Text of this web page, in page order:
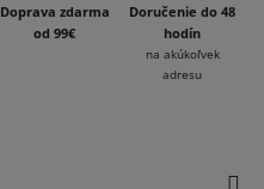
Doprava zdarma
od 99€
Doručenie do 48
hodín
na akúkoľvek
adresu